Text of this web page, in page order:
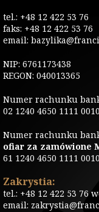
tel.: +48 12 422 53 76
faks: +48 12 422 53 76
email:
NIP: 6761173438
REGON: 040013365
Numer rachunku
02 1240 4650 1111
Numer rachunku
ofiar za zamówione
61 1240 4650 1111
Zakrystia:
tel.: +48 12 422 53 76
email: